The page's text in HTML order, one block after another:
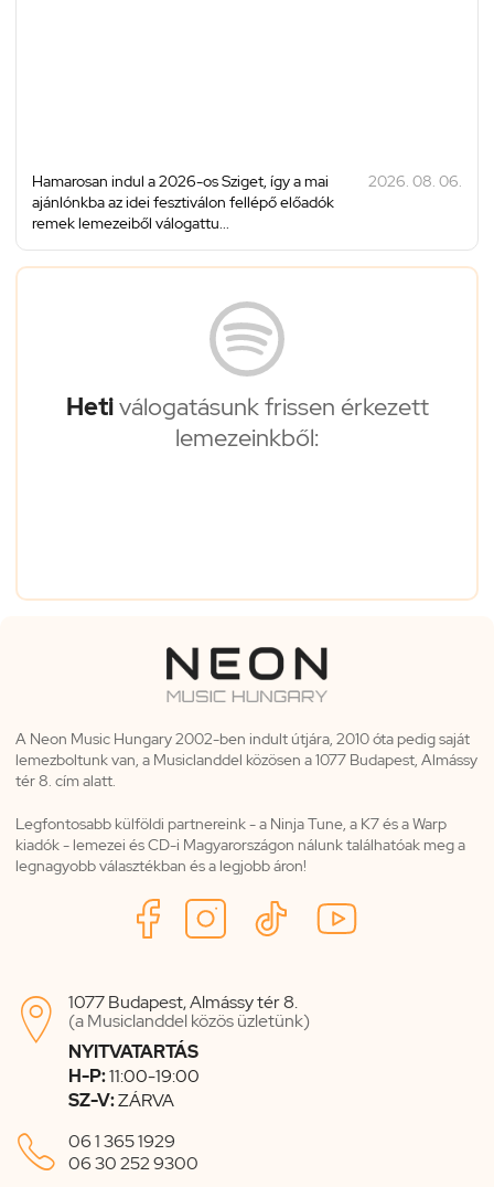
Hamarosan indul a 2026-os Sziget, így a mai
ajánlónkba az idei fesztiválon fellépő előadók
remek lemezeiből válogattu...
2026. 08. 06.
Hetiválogatásunk frissen érkezett
lemezeinkből:
A Neon Music Hungary 2002-ben indult útjára, 2010 óta pedig saját
lemezboltunk van, a Musiclanddel közösen a 1077 Budapest, Almássy
tér 8. cím alatt.
Legfontosabb külföldi partnereink - a Ninja Tune, a K7 és a Warp
kiadók - lemezei és CD-i Magyarországon nálunk találhatóak meg a
legnagyobb választékban és a legjobb áron!

1077 Budapest, Almássy tér 8.
(a Musiclanddel közös üzletünk)
NYITVATARTÁS
H-P:11:00-19:00
SZ-V:ZÁRVA
 06 1 365 1929
06 30 252 9300